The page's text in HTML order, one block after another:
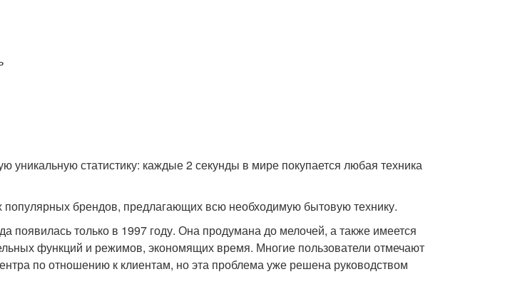
​​уникальную статистику: каждые 2 секунды в мире покупается любая техника
популярных брендов, предлагающих всю необходимую бытовую технику.
появилась только в 1997 году. Она продумана до мелочей, а также имеется
функций и режимов, экономящих время. Многие пользователи отмечают
по отношению к клиентам, но эта проблема уже решена руководством